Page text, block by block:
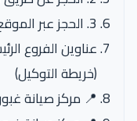
3. الحجز عبر الموقع الإلكتروني (Web Booking)
عناوين الفروع
(خريطة التوكيل)
📍 مركز صيانة